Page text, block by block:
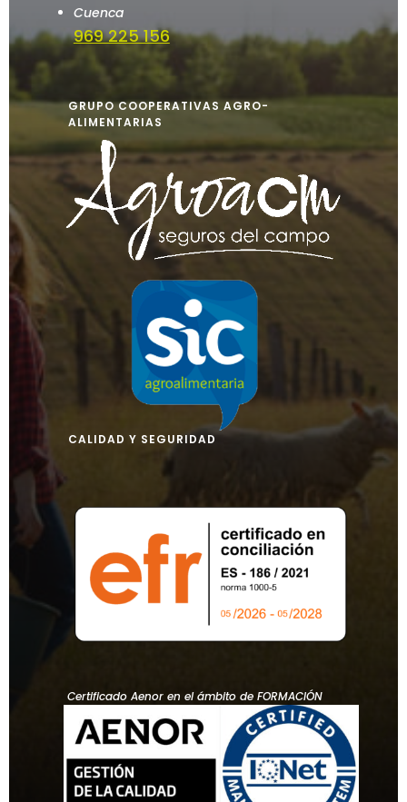
Cuenca
969 225 156
GRUPO COOPERATIVAS AGRO-
ALIMENTARIAS
CALIDAD Y SEGURIDAD
Certificado Aenor en el ámbito de FORMACIÓN